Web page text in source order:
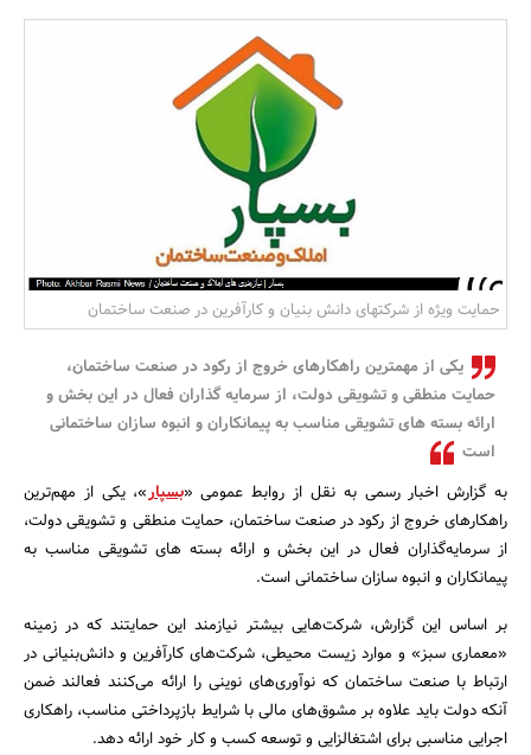
حمایت ویژه از شرکتهای دانش بنیان و کارآفرین در صنعت ساختمان
یکی از مهمترین راهکارهای خروج از رکود در صنعت ساختمان،
حمایت منطقی و تشویقی دولت، از سرمایه گذاران فعال در این بخش و
ارائه بسته های تشویقی مناسب به پیمانکاران و انبوه سازان ساختمانی
است
به گزارش اخبار رسمی به نقل از روابط عمومی «بسپار»، یکی از مهم‌ترین
راهکارهای خروج از رکود در صنعت ساختمان، حمایت منطقی و تشویقی دولت،
از سرمایه‌گذاران فعال در این بخش و ارائه بسته های تشویقی مناسب به
پیمانکاران و انبوه سازان ساختمانی است.
بر اساس این گزارش، شرکت‌هایی بیشتر نیازمند این حمایتند که در زمینه
«معماری سبز» و موارد زیست محیطی، شرکت‌های کارآفرین و دانش‌بنیانی در
ارتباط با صنعت ساختمان که نوآوری‌های نوینی را ارائه می‌کنند فعالند ضمن
آنکه دولت باید علاوه بر مشوق‌های مالی با شرایط بازپرداختی مناسب، راهکاری
اجرایی مناسبی برای اشتغالزایی و توسعه کسب و کار خود ارائه دهد.